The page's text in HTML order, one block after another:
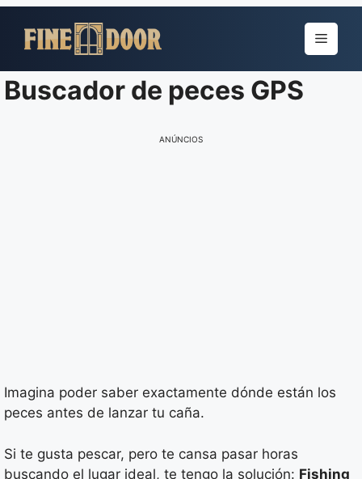
para
conteúdo
Menu
Buscador de peces GPS
ANÚNCIOS
Imagina poder saber exactamente dónde están los
peces antes de lanzar tu caña.
Si te gusta pescar, pero te cansa pasar horas
buscando el lugar ideal, te tengo la solución: Fishing